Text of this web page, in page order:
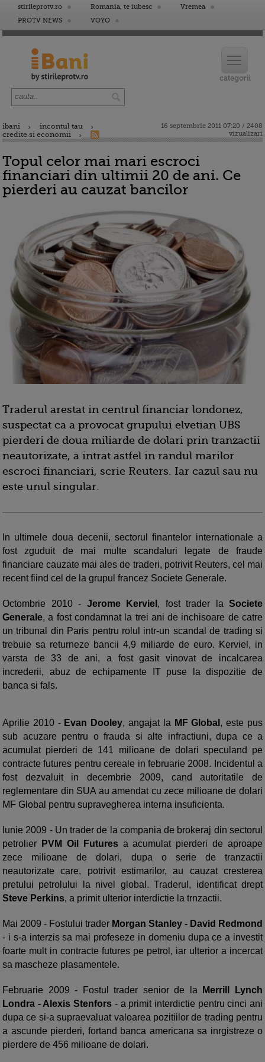
stirileprotv.ro Romania, te iubesc
Vremea
PROTV NEWS
VOYO
ibani
incontul tau
credite si economii
16 septembrie 2011 07:20 / 2408
vizualizari
Topul celor mai mari escroci
financiari din ultimii 20 de ani. Ce
pierderi au cauzat bancilor
Traderul arestat in centrul financiar londonez,
suspectat ca a provocat grupului elvetian UBS
pierderi de doua miliarde de dolari prin tranzactii
neautorizate, a intrat astfel in randul marilor
escroci financiari, scrie Reuters. Iar cazul sau nu
este unul singular.
In ultimele doua decenii, sectorul finantelor internationale a
fost zguduit de mai multe scandaluri legate de fraude
financiare cauzate mai ales de traderi, potrivit Reuters, cel mai
recent fiind cel de la grupul francez Societe Generale.
Octombrie 2010 - Jerome Kerviel , fost trader la Societe
Generale, a fost condamnat la trei ani de inchisoare de catre
un tribunal din Paris pentru rolul intr-un scandal de trading si
trebuie sa returneze bancii 4,9 miliarde de euro. Kerviel, in
varsta de 33 de ani, a fost gasit vinovat de incalcarea
increderii, abuz de echipamente IT puse la dispozitie de
banca si fals.
Aprilie 2010 - Evan Dooley, angajat la MF Global , este pus
sub acuzare pentru o frauda si alte infractiuni, dupa ce a
acumulat pierderi de 141 milioane de dolari speculand pe
contracte futures pentru cereale in februarie 2008. Incidentul a
fost dezvaluit in decembrie 2009, cand autoritatile de
reglementare din SUA au amendat cu zece milioane de dolari
MF Global pentru supravegherea interna insuficienta.
Iunie 2009 - Un trader de la compania de brokeraj din sectorul
petrolier PVM Oil Futuresa acumulat pierderi de aproape
zece milioane de dolari, dupa o serie de tranzactii
neautorizate care, potrivit estimarilor, au cauzat cresterea
pretului petrolului la nivel global. Traderul, identificat drept
Steve Perkins, a primit ulterior interdictie la trnzactii.
Mai 2009 - Fostului trader Morgan Stanley - David Redmond
- i s-a interzis sa mai profeseze in domeniu dupa ce a investit
foarte mult in contracte futures pe petrol, iar ulterior a incercat
sa mascheze plasamentele.
Februarie 2009 - Fostul trader senior de la
Merrill Lynch
Londra - Alexis Stenfors - a primit interdictie pentru cinci ani
dupa ce si-a supraevaluat valoarea pozitiilor de trading pentru
a ascunde pierderi, fortand banca americana sa inrgistreze o
pierdere de 456 milioane de dolari.